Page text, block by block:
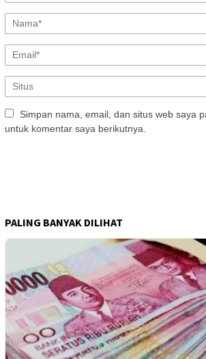
Simpan nama, email, dan situs web saya
untuk komentar saya berikutnya.
PALING BANYAK DILIHAT